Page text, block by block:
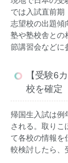
では入試直前期
志望校の出題傾
塾や塾校舎との
節講習会などに
【受験6
校を確定
帰国生入試は例
される。取りこ
て各校の情報
較検討したら、